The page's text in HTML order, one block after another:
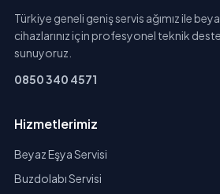
Türkiye geneli geniş servis ağımız ile
cihazlarınız için profesyonel teknik
sunuyoruz.
0850 340 4571
Hizmetlerimiz
Beyaz Eşya Servisi
Buzdolabı Servisi